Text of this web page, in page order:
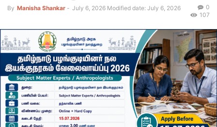
By Manisha Shankar - July 6, 2026 Modified date: July 6, 2026
0
107